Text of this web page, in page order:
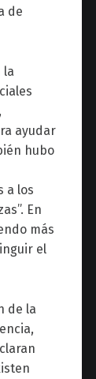
de
la
ayudar
hubo
a los
En
más
el
de la